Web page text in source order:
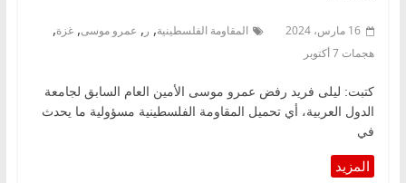
16 مارس، 2024 المقاومة الفلسطينية, ر , عمرو موسى, غزة,
هجمات 7 أكتوبر
كتبت: ليلى فريد رفض عمرو موسى الأمين العام السابق لجامعة
الدول العربية، أي تحميل المقاومة الفلسطينية مسؤولية ما يحدث
في